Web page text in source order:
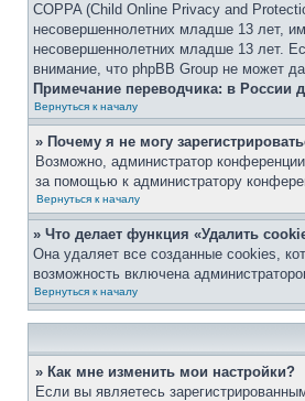
COPPA (Child Online Privacy and
несовершеннолетних младше 13 лет,
несовершеннолетних младше 13 лет.
внимание, что phpBB Group не может
Примечание переводчика: в России
Вернуться к началу
» Почему я не могу
Возможно, администратор
за помощью к администратору
Вернуться к началу
» Что делает функция «Удалить
Она удаляет все созданные cookies,
возможность включена
Вернуться к началу
» Как мне изменить мои настройки?
Если вы являетесь